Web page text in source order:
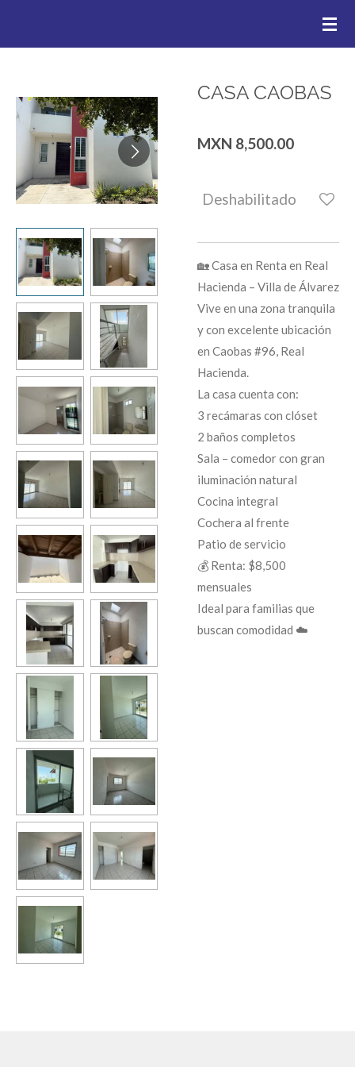
CASA CAOBAS
MXN 8,500.00
Deshabilitado
🏡 Casa en Renta en Real
Hacienda – Villa de Álvarez
Vive en una zona tranquila
y con excelente ubicación
en Caobas #96, Real
Hacienda.
La casa cuenta con:
3 recámaras con clóset
2 baños completos
Sala – comedor con gran
iluminación natural
Cocina integral
Cochera al frente
Patio de servicio
💰 Renta: $8,500
mensuales
Ideal para familias que
buscan comodidad ☁️